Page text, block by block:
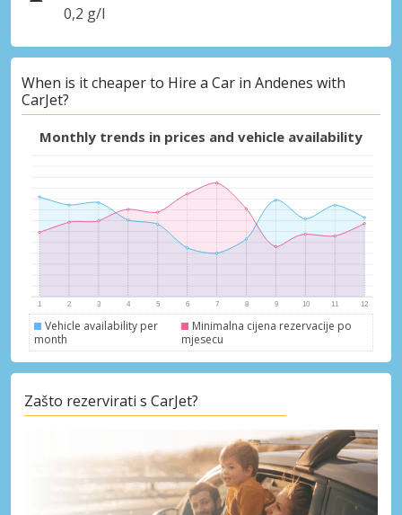
Posebni popusti
Pristupite ekskluzivnim ponudama naših
dobavljača
0,2 g/l
When is it cheaper to Hire a Car in Andenes with
CarJet?
Monthly trends in prices and vehicle availability
Vehicle availability per
month
Minimalna cijena rezervacije po
mjesecu
Zašto rezervirati s CarJet?